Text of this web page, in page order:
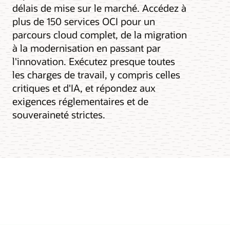
délais de mise sur le marché. Accédez à
plus de 150 services OCI pour un
parcours cloud complet, de la migration
à la modernisation en passant par
l'innovation. Exécutez presque toutes
les charges de travail, y compris celles
critiques et d'IA, et répondez aux
exigences réglementaires et de
souveraineté strictes.